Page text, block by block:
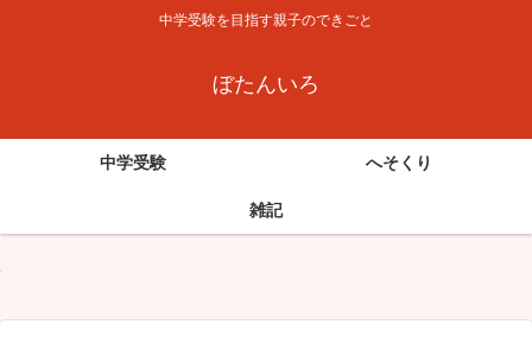
中学受験を目指す親子のできごと
ぼたんいろ
中学受験 へそくり
雑記